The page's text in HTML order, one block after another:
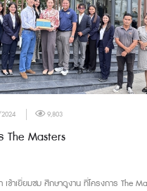
9,803
The Masters
ข้าเยี่ยมชม ศึกษาดูงาน ที่โครงการ The